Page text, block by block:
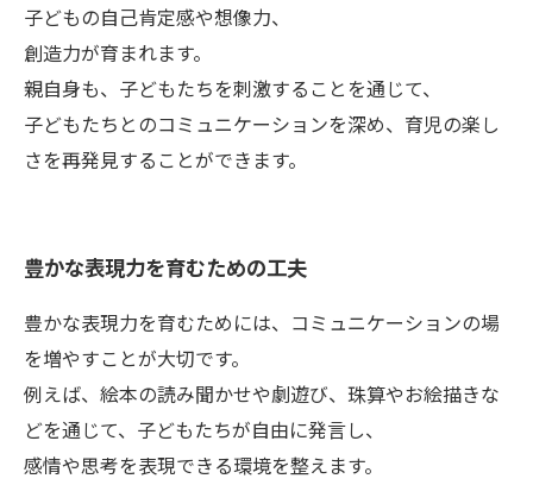
子どもの自己肯定感や想像力、
創造力が育まれます。
親自身も、子どもたちを刺激することを通じて、
子どもたちとのコミュニケーションを深め、育児の楽し
さを再発見することができます。
豊かな表現力を育むための工夫
豊かな表現力を育むためには、コミュニケーションの場
を増やすことが大切です。
例えば、絵本の読み聞かせや劇遊び、珠算やお絵描きな
どを通じて、子どもたちが自由に発言し、
感情や思考を表現できる環境を整えます。